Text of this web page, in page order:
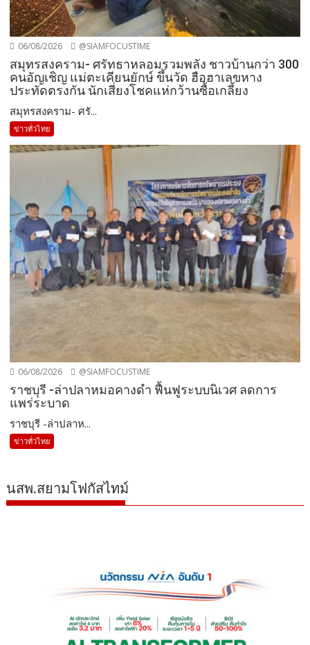
06/08/2026 @SIAMFOCUSTIME
สมุทรสงคราม- ศรัทธาหลอมรวมพลัง ชาวบ้านกว่า 300
คนอัญเชิญ แม่ตะเคียนยักษ์ ขึ้นวัด ฮือฮาเลขหาง
ประทัดตรงกัน นักเสี่ยงโชคแห่กว้านซื้อเกลี้ยง
สมุทรสงคราม- ศรั...
ข่าวทั่วไทย
06/08/2026 @SIAMFOCUSTIME
ราชบุรี -ล่าปลาหมอคางดำ ฟื้นฟูระบบนิเวศ ลดการ
แพร่ระบาด
ราชบุรี -ล่าปลาห...
ข่าวทั่วไทย
นสพ.สยามโฟกัสไทม์